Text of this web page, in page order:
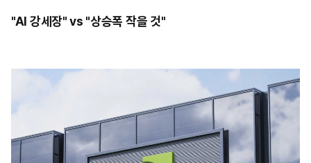
"AI 강세장" vs "상승폭 작을 것"